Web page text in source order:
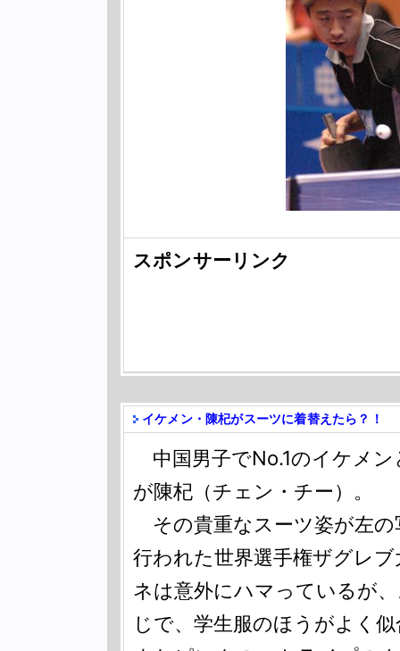
スポンサーリンク
イケメン・陳杞がスーツに着替えたら？！
中国男子でNo.1のイケメ
が陳杞（チェン・チー）。
その貴重なスーツ姿が左の
行われた世界選手権ザグレ
ネは意外にハマっているが
じで、学生服のほうがよく